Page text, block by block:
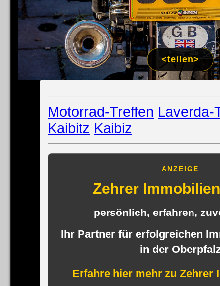
<teilen>
Motorrad-Treffen Laverda-
Kaibitz Kaibiz
ANZEIGE
Zehrer
persönlich, erfahren,
Ihr Partner für erfolgreichen
in der
Erfahre hier mehr zu Zehrer